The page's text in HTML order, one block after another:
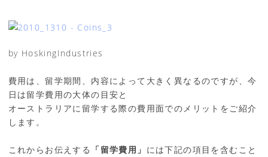
by HoskingIndustries
費用は、留学期間、内容によって大きく異なるのですが、今
日は留学費用の大体の目安と
オーストラリアに留学する際の費用面でのメリットをご紹介
します。
これからお伝えする 「留学費用」 には下記の項目を含むこと